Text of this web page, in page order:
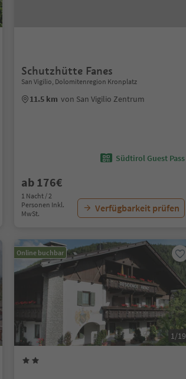
Schutzhütte Fanes
San Vigilio, Dolomitenregion Kronplatz
11.5 km von San Vigilio Zentrum
Südtirol Guest Pass
ab 176€
1 Nacht / 2
Personen Inkl.
MwSt.
Verfügbarkeit prüfen
Online buchbar
1/19